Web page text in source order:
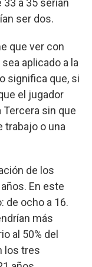
a 35 serían
ser dos.
que ver con
aplicado a la
significa que, si
el jugador
Tercera sin que
trabajo o una
de los
En este
de ocho a 16.
más
al 50% del
los tres